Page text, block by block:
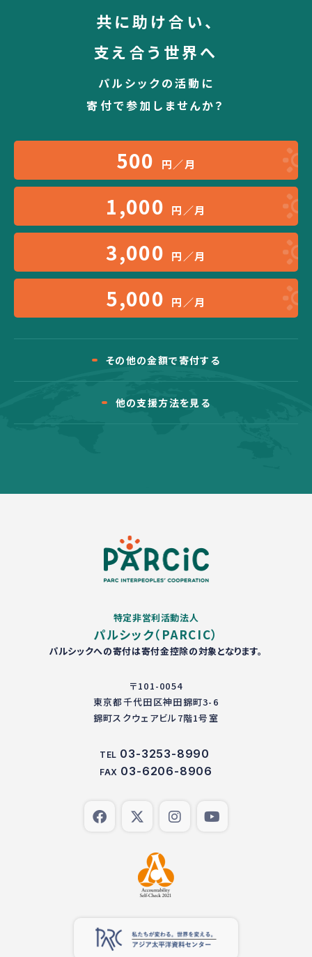
共に助け合い、
支え合う世界へ
パルシックの活動に
寄付で参加しませんか？
500 円／月
1,000 円／月
3,000 円／月
5,000 円／月
その他の金額で寄付する
他の支援方法を見る
特定非営利活動法人
パルシック（PARCIC）
パルシックへの寄付は寄付金控除の対象となります。
〒101-0054
東京都千代田区神田錦町3-6
錦町スクウェアビル7階1号室
TEL 03-3253-8990
FAX 03-6206-8906